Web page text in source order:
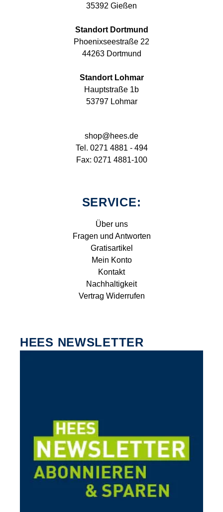
35392 Gießen
Standort Dortmund
Phoenixseestraße 22
44263 Dortmund
Standort Lohmar
Hauptstraße 1b
53797 Lohmar
shop@hees.de
Tel. 0271 4881 - 494
Fax: 0271 4881-100
SERVICE:
Über uns
Fragen und Antworten
Gratisartikel
Mein Konto
Kontakt
Nachhaltigkeit
Vertrag Widerrufen
HEES NEWSLETTER